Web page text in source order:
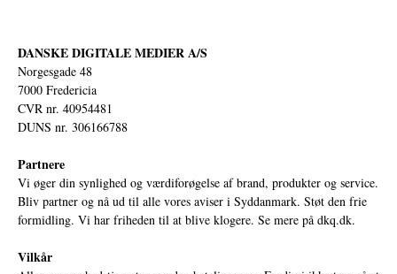
DANSKE DIGITALE MEDIER A/S
Norgesgade 48
7000 Fredericia
CVR nr. 40954481
DUNS nr. 306166788
Partnere
Vi øger din synlighed og værdiforøgelse af brand, produkter og service.
Bliv partner og nå ud til alle vores aviser i Syddanmark. Støt den frie
formidling. Vi har friheden til at blive klogere. Se mere på dkq.dk.
Vilkår